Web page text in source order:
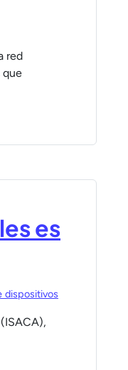
red
que
es
dispositivos